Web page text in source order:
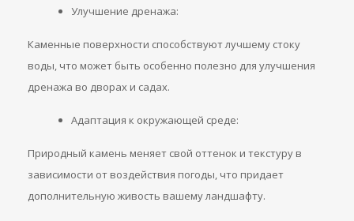
Улучшение дренажа:
Каменные поверхности способствуют лучшему стоку
воды, что может быть особенно полезно для улучшения
дренажа во дворах и садах.
Адаптация к окружающей среде:
Природный камень меняет свой оттенок и текстуру в
зависимости от воздействия погоды, что придает
дополнительную живость вашему ландшафту.